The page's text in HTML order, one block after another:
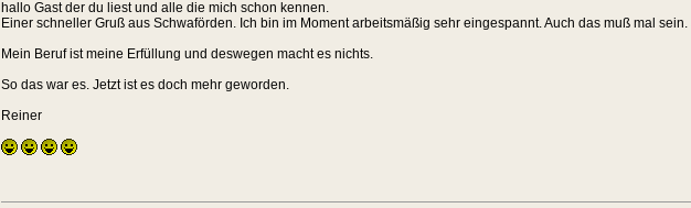
hallo Gast der du liest und alle die mich schon kennen.
Einer schneller Gruß aus Schwaförden. Ich bin im Moment arbeitsmäßig sehr eingespannt. Auch das muß mal
Mein Beruf ist meine Erfüllung und deswegen macht es nichts.
So das war es. Jetzt ist es doch mehr geworden.
Reiner